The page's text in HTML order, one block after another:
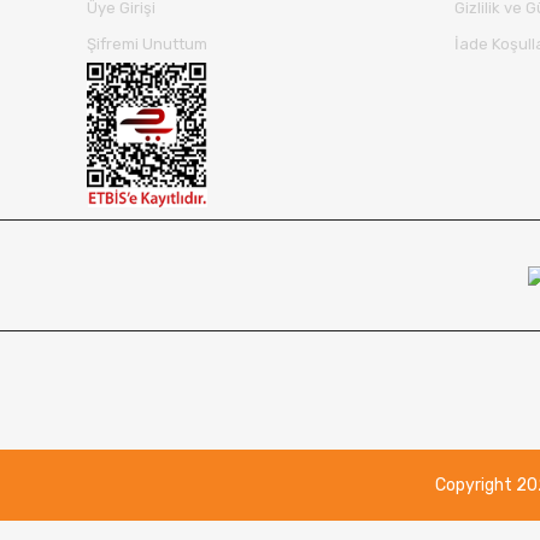
Üye Girişi
Şifremi Unuttum
Gizlilik ve
İade
Copyright